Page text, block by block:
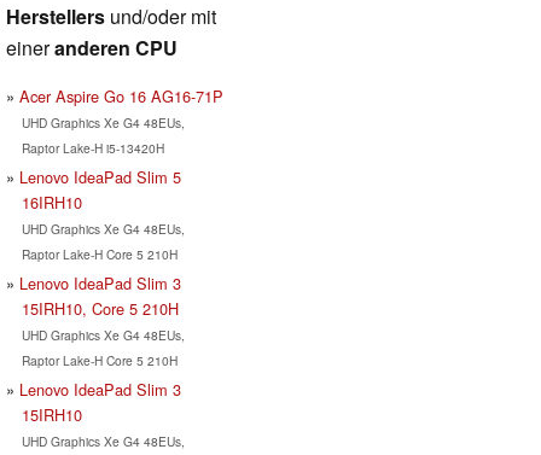
Herstellers und/oder mit
eineranderen CPU
Acer Aspire Go 16 AG16-71P
UHD Graphics Xe G4 48EUs,
Raptor Lake-H i5-13420H
Lenovo IdeaPad Slim 5
16IRH10
UHD Graphics Xe G4 48EUs,
Raptor Lake-H Core 5 210H
Lenovo IdeaPad Slim 3
15IRH10, Core 5 210H
UHD Graphics Xe G4 48EUs,
Raptor Lake-H Core 5 210H
Lenovo IdeaPad Slim 3
15IRH10
UHD Graphics Xe G4 48EUs,